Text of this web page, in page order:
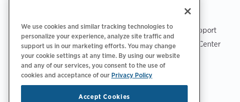
ChargePoint-Support
Fahrer-Support Center
Trust Center
We use cookies and similar tracking technologies to
personalize your experience, analyze site traffic and
support us in our marketing efforts. You may change
your cookie settings at any time. By using our website
and any of our services, you consent to the use of
cookies and acceptance of our Privacy Policy
Accept Cookies